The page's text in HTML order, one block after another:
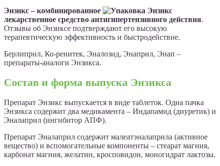
Энзикс – комбинированное
лекарственное средство антигипертензивного действия.
Отзывы об Энзиксе подтверждают его высокую
терапевтическую эффективность и быстродействие.
Берлиприл, Ко-ренитек, Эналозид, Энаприл, Энап –
препараты-аналоги Энзикса.
Состав и форма выпуска Энзикса
Препарат Энзикс выпускается в виде таблеток. Одна пачка
Энзикса содержит два медикамента – Индапамид (диуретик) и
Эналаприл (ингибитор АПФ).
Препарат Эналаприл содержит малеатэналаприла (активное
вещество) и вспомогательные компоненты – стеарат магния,
карбонат магния, желатин, кросповидон, моногидрат лактозы.